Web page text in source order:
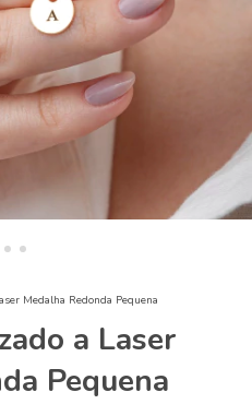
Medalha Redonda Pequena
a Laser
Pequena